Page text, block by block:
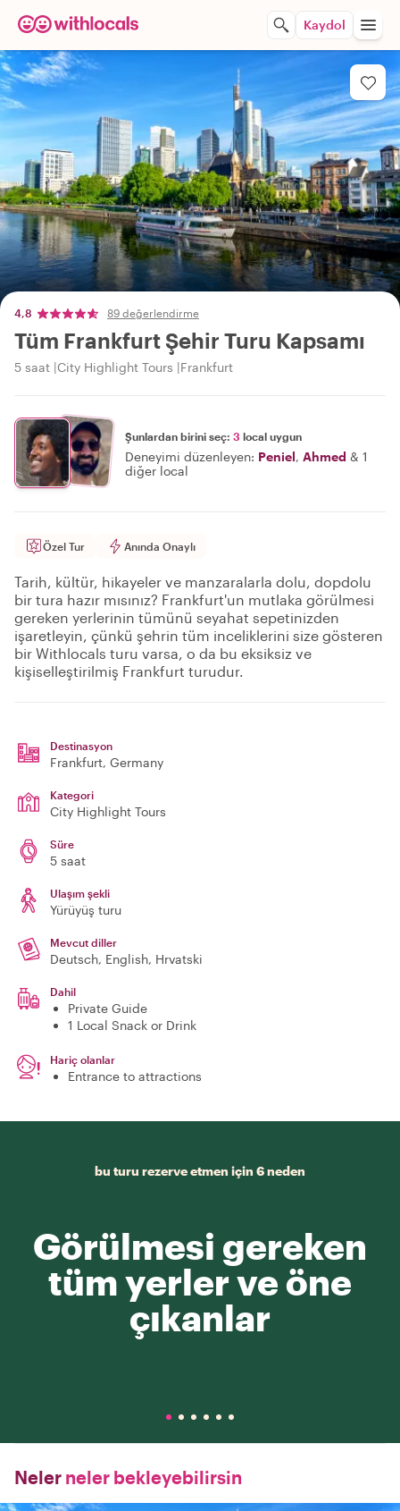
Kaydol
4,8 89 değerlendirme
Tüm Frankfurt Şehir Turu Kapsamı
5 saat City Highlight Tours Frankfurt
Şunlardan birini seç: 3 local uygun
Deneyimi düzenleyen: Peniel, Ahmed & 1
diğer local
Özel Tur Anında Onaylı
Tarih, kültür, hikayeler ve manzaralarla dolu, dopdolu
bir tura hazır mısınız? Frankfurt'un mutlaka görülmesi
gereken yerlerinin tümünü seyahat sepetinizden
işaretleyin, çünkü şehrin tüm inceliklerini size gösteren
bir Withlocals turu varsa, o da bu eksiksiz ve
kişiselleştirilmiş Frankfurt turudur.
Destinasyon
Frankfurt, Germany
Kategori
City Highlight Tours
Süre
5 saat
Ulaşım şekli
Yürüyüş turu
Mevcut diller
Deutsch, English, Hrvatski
Dahil
Private Guide
1 Local Snack or Drink
Hariç olanlar
Entrance to attractions
bu turu rezerve etmen için 6 neden
Görülmesi gereken
tüm yerler ve öne
çıkanlar
Neler neler bekleyebilirsin